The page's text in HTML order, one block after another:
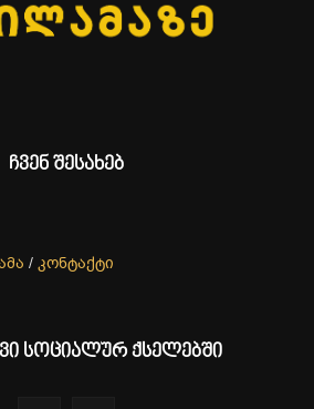
ჩვენ შესახებ
/ კონტაქტი
სოციალურ ქსელებში